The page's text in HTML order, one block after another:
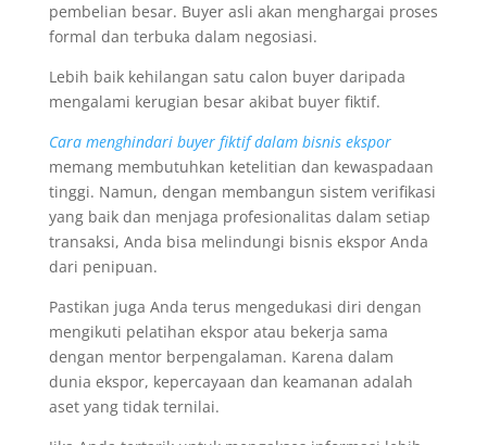
pembelian besar. Buyer asli akan menghargai proses
formal dan terbuka dalam negosiasi.
Lebih baik kehilangan satu calon buyer daripada
mengalami kerugian besar akibat buyer fiktif.
Cara menghindari buyer fiktif dalam bisnis ekspor
memang membutuhkan ketelitian dan kewaspadaan
tinggi. Namun, dengan membangun sistem verifikasi
yang baik dan menjaga profesionalitas dalam setiap
transaksi, Anda bisa melindungi bisnis ekspor Anda
dari penipuan.
Pastikan juga Anda terus mengedukasi diri dengan
mengikuti pelatihan ekspor atau bekerja sama
dengan mentor berpengalaman. Karena dalam
dunia ekspor, kepercayaan dan keamanan adalah
aset yang tidak ternilai.